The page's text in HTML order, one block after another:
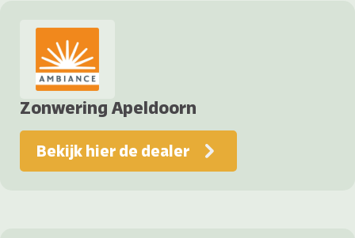
Zonwering Apeldoorn
Bekijk hier de dealer